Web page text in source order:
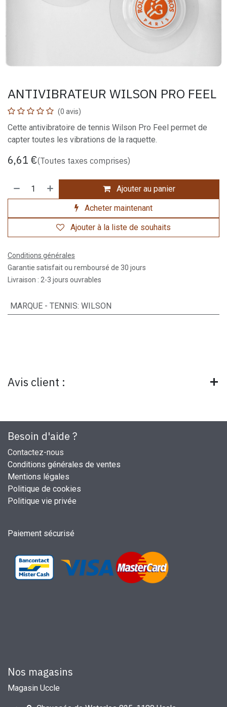
ANTIVIBRATEUR WILSON PRO FEEL
(0 avis)
Cette antivibratoire de tennis Wilson Pro Feel permet de
capter toutes les vibrations de la raquette.
6,61 €(Toutes taxes comprises)
Ajouter au panier
Acheter maintenant
Ajouter à la liste de souhaits
Conditions générales
Garantie satisfait ou remboursé de 30 jours
Livraison : 2-3 jours ouvrables
MARQUE - TENNIS: WILSON
Avis client :
Besoin d'aide ?
Contactez-nous
Conditions générales de ventes
Mentions légales
Politique de cookies
Politique vie privée
Paiement sécurisé
Nos magasins
Magasin Uccle